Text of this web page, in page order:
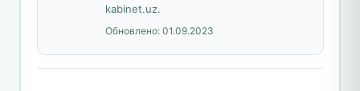
kabinet.uz.
Обновлено: 01.09.2023